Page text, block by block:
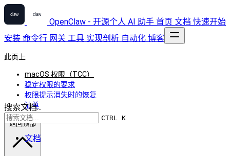
OpenClaw - 开源个人 AI 助手 首页 文档 快速开始
安装 命令行 网关 工具 实现剖析 自动化 博客
搜索文档...
CTRL K
文档
此页上
macOS 权限（TCC）
稳定权限的要求
权限提示消失时的恢复
清单
返回顶部